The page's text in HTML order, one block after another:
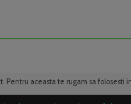
Pentru aceasta te rugam sa